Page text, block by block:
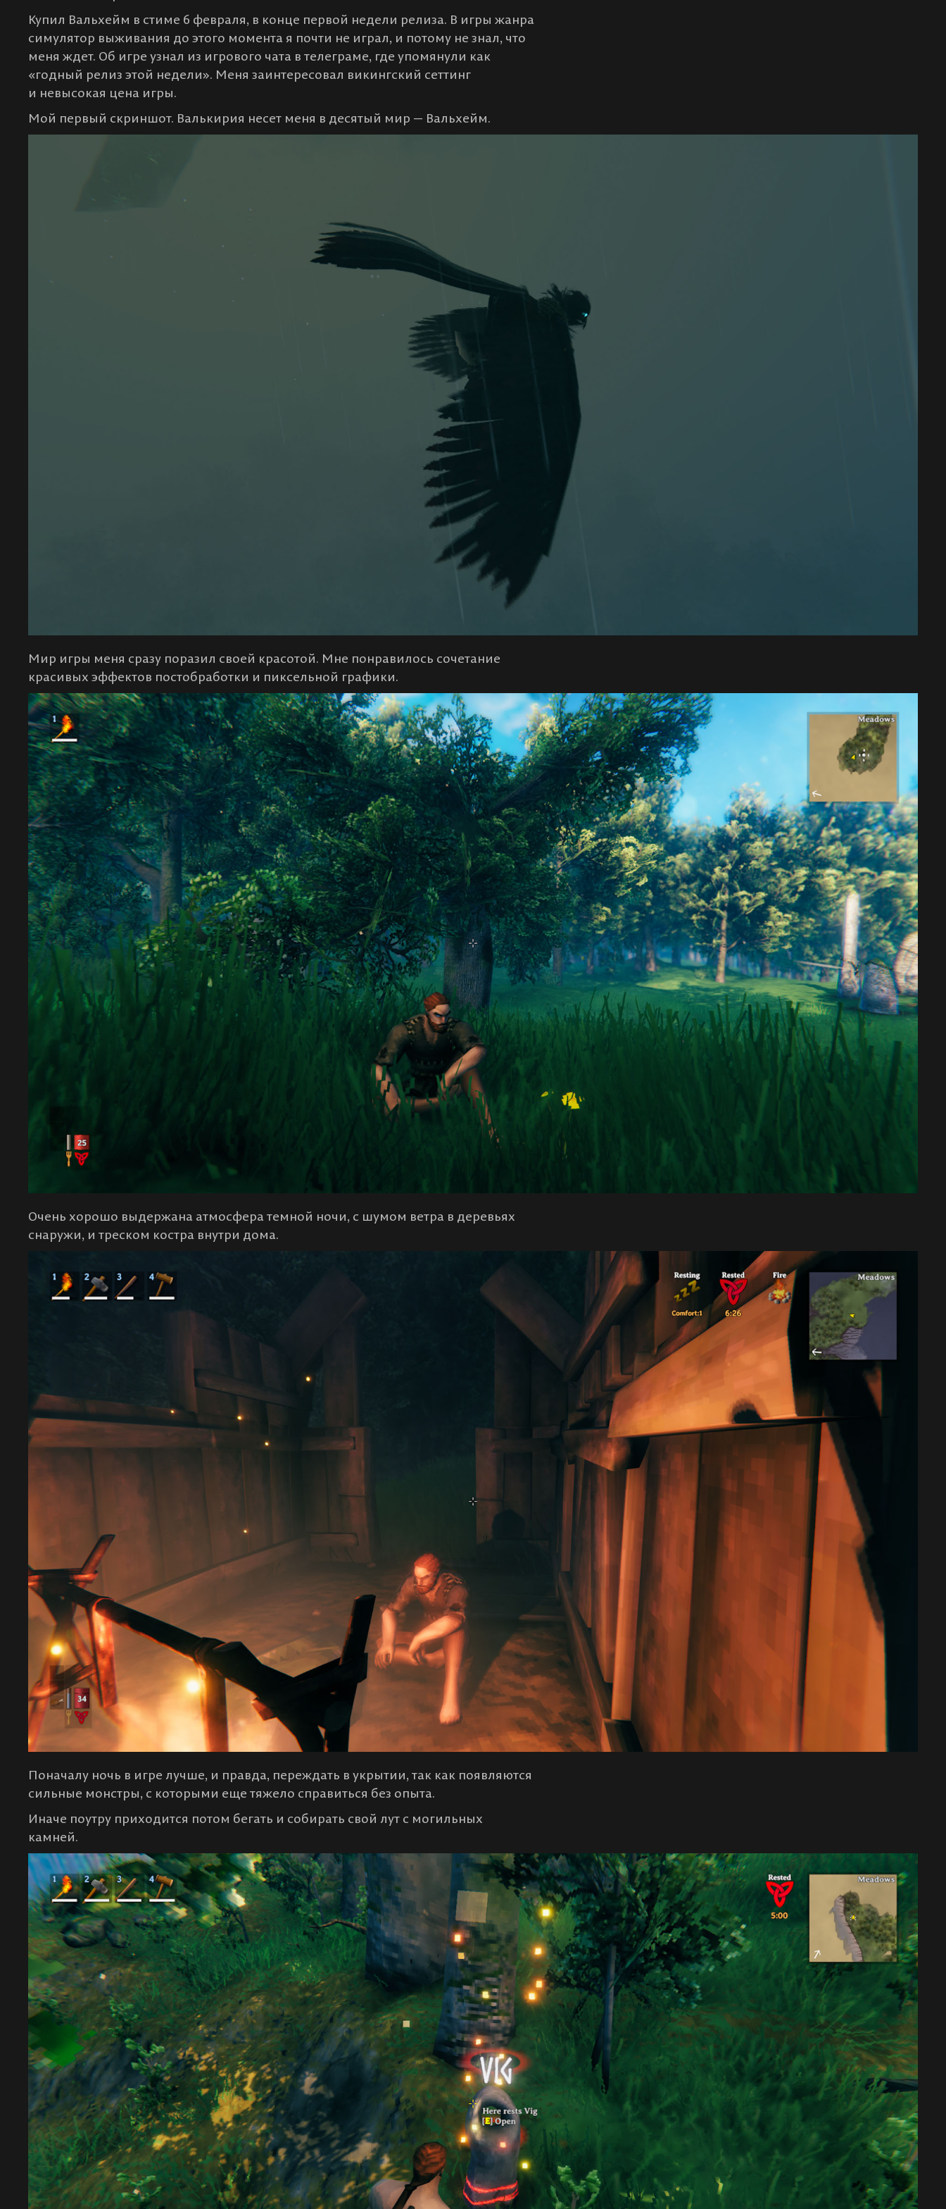
Купил Вальхейм в стиме 6 февраля, в конце первой недели релиза. В игры жанра
симулятор выживания до этого момента я почти не играл, и потому не знал, что
меня ждет. Об игре узнал из игрового чата в телеграме, где упомянули как
«годный релиз этой недели». Меня заинтересовал викингский сеттинг
и невысокая цена игры.
Мой первый скриншот. Валькирия несет меня в десятый мир — Вальхейм.
Мир игры меня сразу поразил своей красотой. Мне понравилось сочетание
красивых эффектов постобработки и пиксельной графики.
Очень хорошо выдержана атмосфера темной ночи, с шумом ветра в деревьях
снаружи, и треском костра внутри дома.
Поначалу ночь в игре лучше, и правда, переждать в укрытии, так как появляются
сильные монстры, с которыми еще тяжело справиться без опыта.
Иначе поутру приходится потом бегать и собирать свой лут с могильных
камней.